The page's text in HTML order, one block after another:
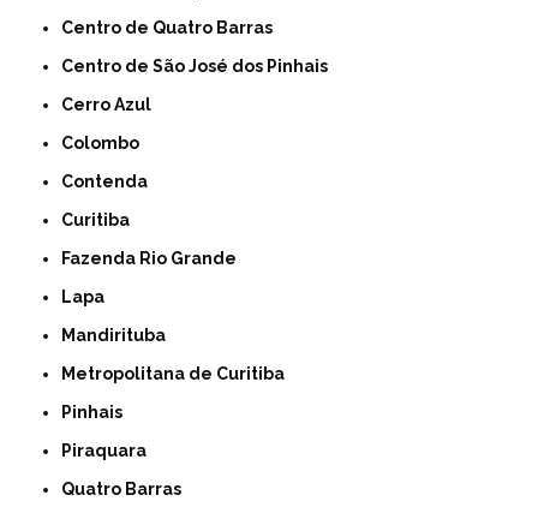
Centro de Quatro Barras
Centro de São José dos Pinhais
Cerro Azul
Colombo
Contenda
Curitiba
Fazenda Rio Grande
Lapa
Mandirituba
Metropolitana de Curitiba
Pinhais
Piraquara
Quatro Barras